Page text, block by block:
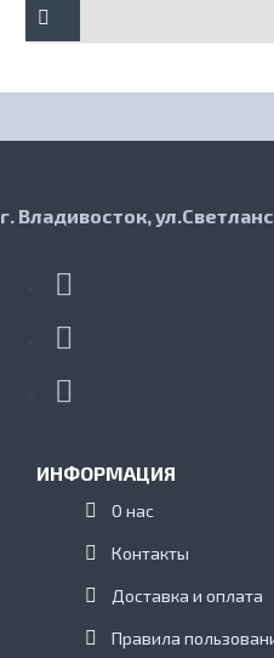
г. Владивосток,
ИНФОРМАЦИЯ
О нас
Контакты
Доставка и оплата
Правила